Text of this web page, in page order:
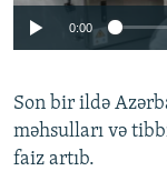
Auto
0:00
Son bir ildə
məhsulları və
faiz artıb.